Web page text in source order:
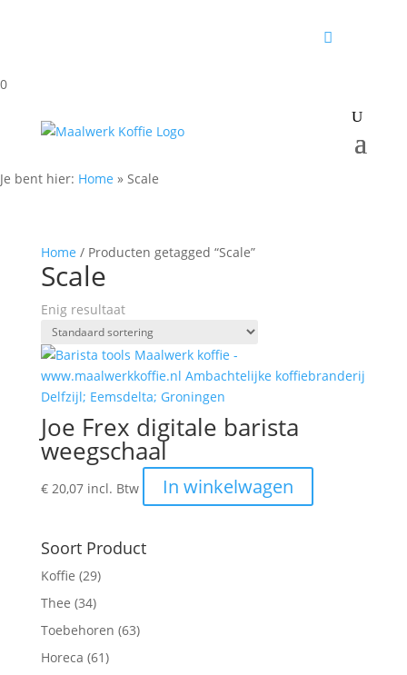
0
Je bent hier: Home » Scale
Home / Producten getagged “Scale”
Scale
Enig resultaat
Joe Frex digitale barista
weegschaal
€20,07 incl. Btw In winkelwagen
Soort Product
Koffie (29)
Thee (34)
Toebehoren (63)
Horeca (61)